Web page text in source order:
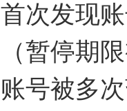
首次发现
（暂停期
账号被多